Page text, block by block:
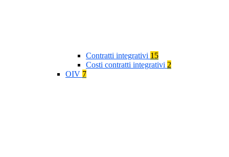
Contratti integrativi 15
Costi contratti integrativi 2
OIV 7